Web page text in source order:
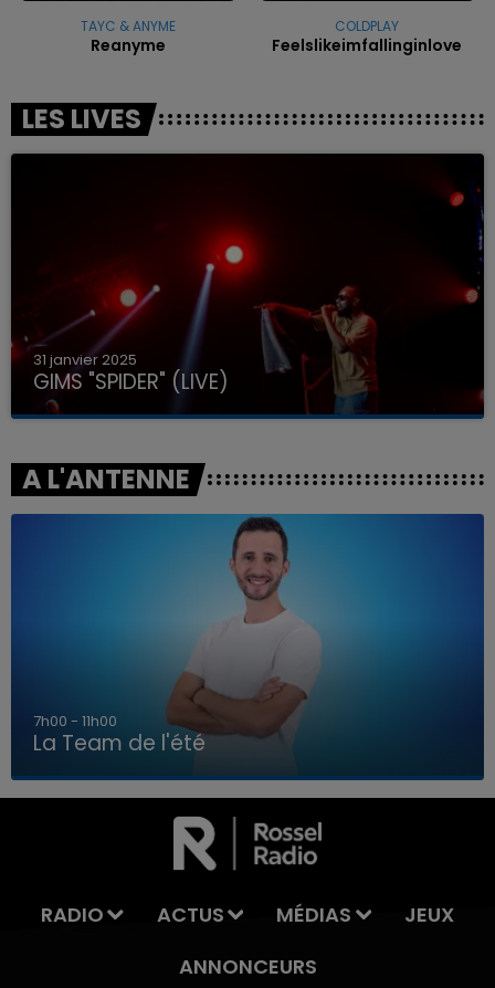
LA TEAM DE L'ÉTÉ
TAYC & ANYME
Reanyme
COLDPLAY
Feelslikeimfallinginlove
LES LIVES
31 janvier 2025
GIMS "SPIDER" (LIVE)
A L'ANTENNE
7h00 - 11h00
La Team de l'été
RADIO ACTUS MÉDIAS
JEUX
ANNONCEURS